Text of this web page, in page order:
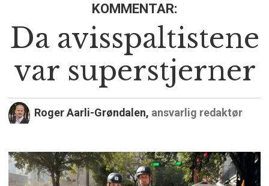
KOMMENTAR:
Da avisspaltistene
var superstjerner
Roger Aarli-Grøndalen, ansvarlig redaktør